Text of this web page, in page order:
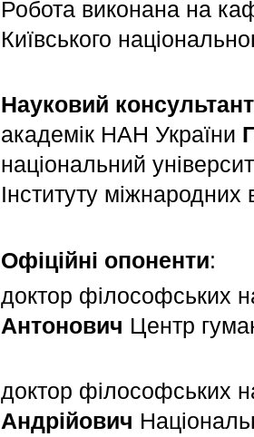
Робота виконана на
Київського
Науковий консультант
академік НАН України
національний
Інституту міжнародних
Офіційні опоненти:
доктор філософських
Антонович Центр
доктор філософських
Андрійович